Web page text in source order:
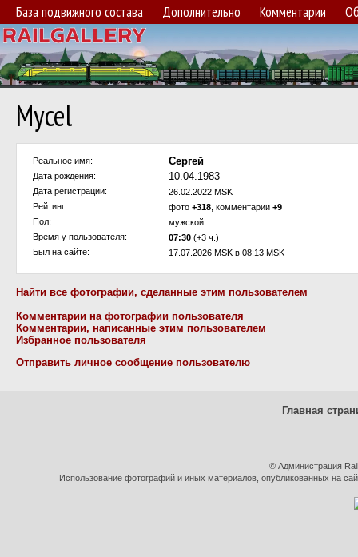
База подвижного состава Дополнительно Комментарии
Mycel
Реальное имя: Сергей
Дата рождения: 10.04.1983
Дата регистрации:
26.02.2022 MSK
Рейтинг:
фото +318 , комментарии +9
Пол:
мужской
Время у пользователя:
07:30 (+3 ч.)
Был на сайте:
17.07.2026 MSK в 08:13 MSK
Найти все фотографии, сделанные этим пользователем
Комментарии на фотографии пользователя
Комментарии, написанные этим пользователем
Избранное пользователя
Отправить личное сообщение пользователю
Главная
© Администрация
Использование фотографий и иных материалов, опубликованных на